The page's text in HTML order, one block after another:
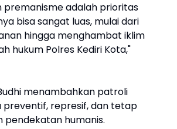
premanisme adalah prioritas
bisa sangat luas, mulai dari
hingga menghambat iklim
hukum Polres Kediri Kota,"
menambahkan patroli
preventif, represif, dan tetap
pendekatan humanis.